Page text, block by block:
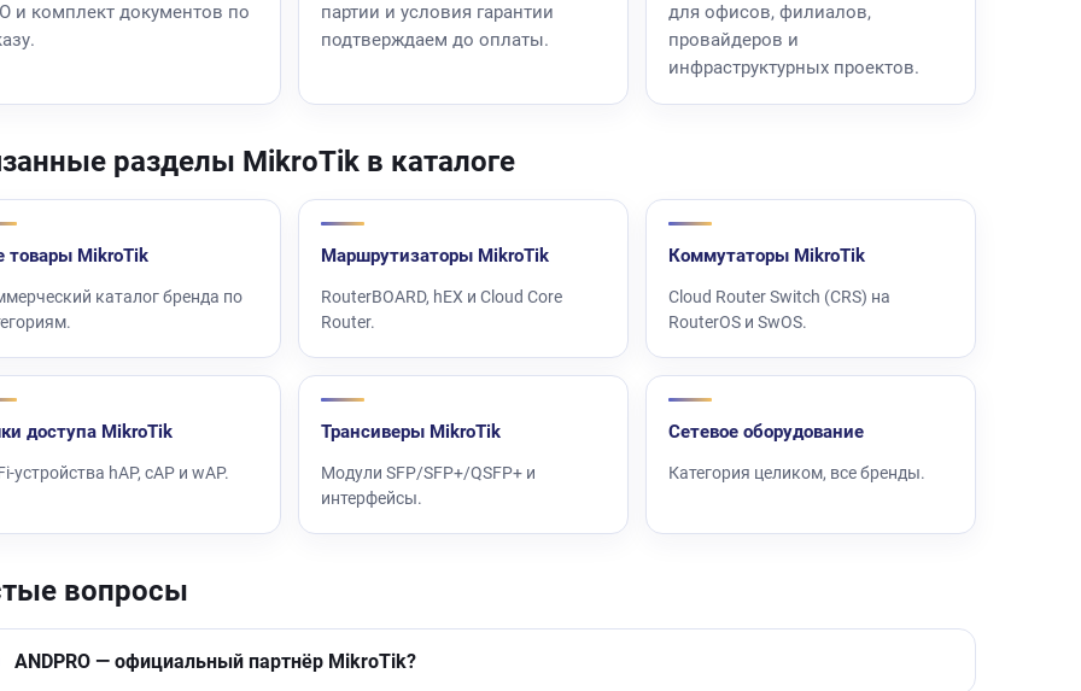
и комплект документов по
партии и условия гарантии
подтверждаем до оплаты.
для офисов, филиалов,
провайдеров и
инфраструктурных проектов.
разделы MikroTik в каталоге
товары MikroTik
каталог бренда по
Маршрутизаторы MikroTik
RouterBOARD, hEX и Cloud Core
Router.
Коммутаторы MikroTik
Cloud Router Switch (CRS) на
RouterOS и SwOS.
доступа MikroTik
устройства hAP, cAP и wAP.
Трансиверы MikroTik
Модули SFP/SFP+/QSFP+ и
интерфейсы.
Сетевое оборудование
Категория целиком, все бренды.
вопросы
ANDPRO — официальный партнёр MikroTik?